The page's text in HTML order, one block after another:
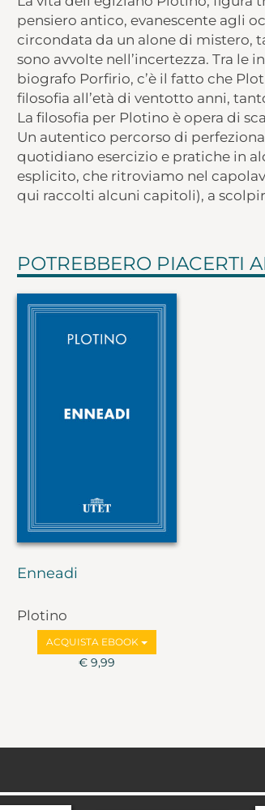
pensiero antico, evanescente agli
circondata da un alone di mistero,
sono avvolte nell’incertezza. Tra le
biografo Porfirio, c’è il fatto che
filosofia all’età di ventotto anni,
La filosofia per Plotino è opera di
Un autentico percorso di
quotidiano esercizio e pratiche in
esplicito, che ritroviamo nel
qui raccolti alcuni capitoli), a
POTREBBERO PIACERTI
Enneadi
Plotino
ACQUISTA EBOOK
€ 9,99